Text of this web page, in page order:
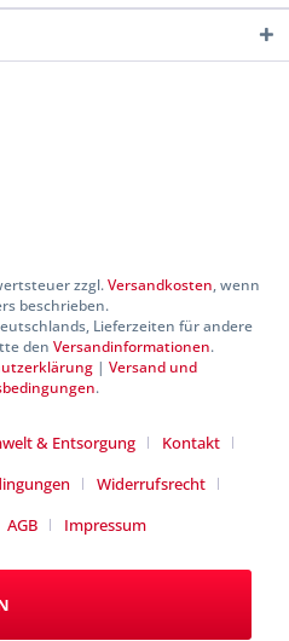
zzgl.Versandkosten, wenn
beschrieben.
Lieferzeiten für andere
den Versandinformationen.
| Versand und
.
& Entsorgung
Kontakt
Widerrufsrecht
AGB Impressum